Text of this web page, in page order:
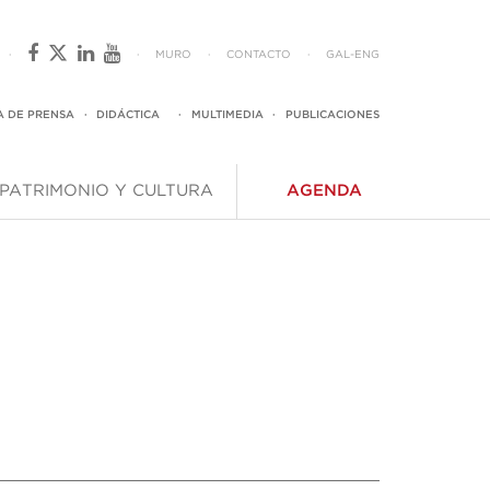
· · MURO · CONTACTO · GAL- ENG
DE PRENSA · DIDÁCTICA · MULTIMEDIA · PUBLICACIONES
PATRIMONIO Y CULTURA AGENDA